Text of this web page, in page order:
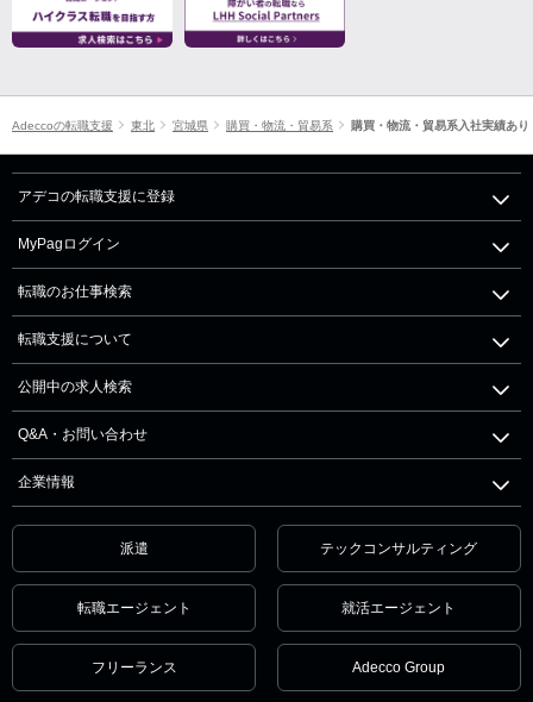
Adeccoの転職支援 東北 宮城県 購買・物流・貿易系 購買・物流・貿易系入社実績あり
アデコの転職支援に登録
MyPagログイン
転職のお仕事検索
転職支援について
公開中の求人検索
Q&A・お問い合わせ
企業情報
派遣 テックコンサルティング
転職エージェント 就活エージェント
フリーランス Adecco Group